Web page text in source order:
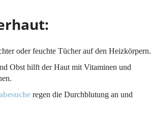
oder feuchte Tücher auf den Heizkörpern.
Obst hilft der Haut mit Vitaminen und
regen die Durchblutung an und